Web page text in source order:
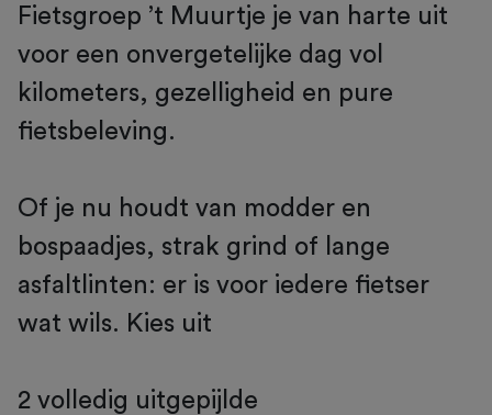
Fietsgroep ’t Muurtje je van harte uit
voor een onvergetelijke dag vol
kilometers, gezelligheid en pure
fietsbeleving.
Of je nu houdt van modder en
bospaadjes, strak grind of lange
asfaltlinten: er is voor iedere fietser
wat wils. Kies uit
2 volledig uitgepijlde